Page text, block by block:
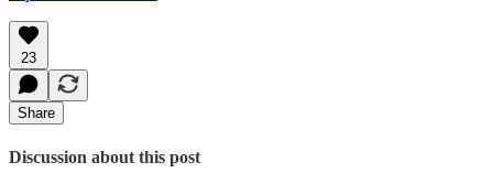
23
Share
Discussion about this post